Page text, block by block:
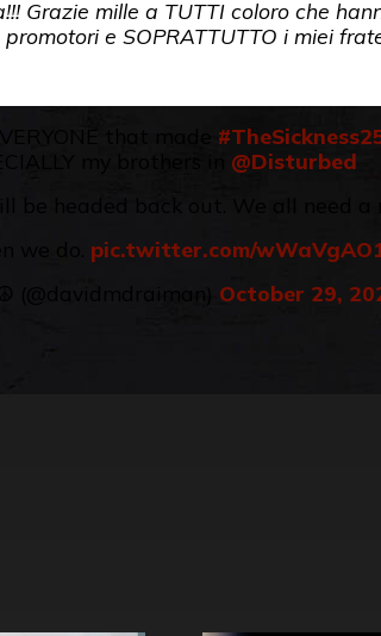
Grazie mille a TUTTI coloro che
e SOPRATTUTTO i miei
that made
@Disturbed
pic.twitter.com/
October 29,